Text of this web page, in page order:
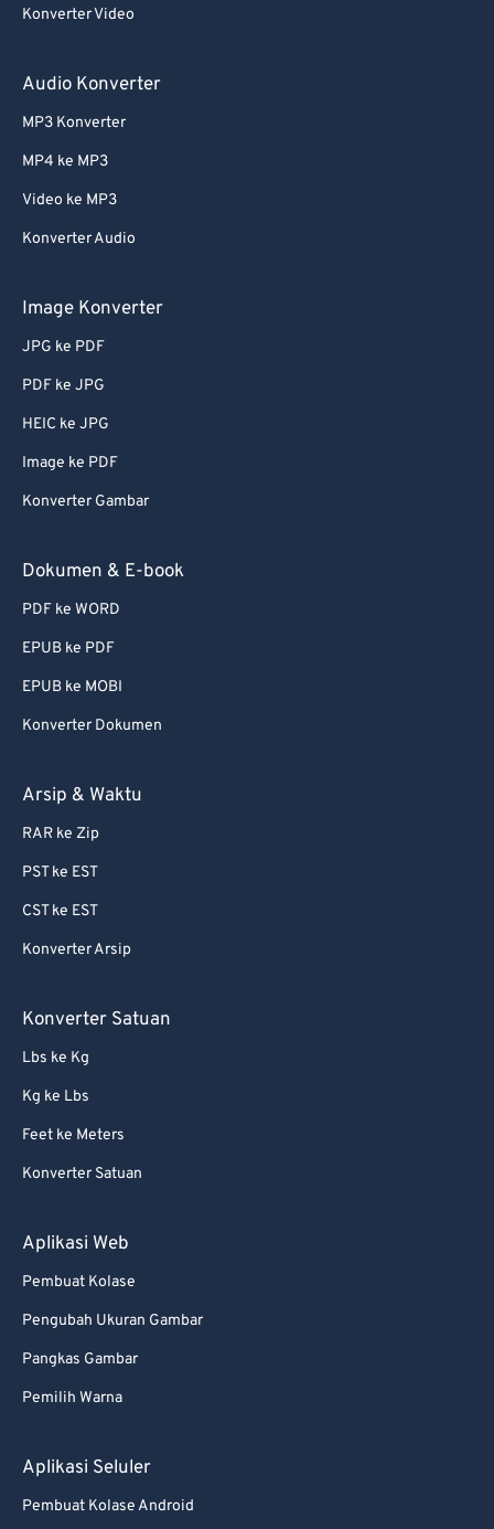
Konverter Video
Audio Konverter
MP3 Konverter
MP4 ke MP3
Video ke MP3
Konverter Audio
Image Konverter
JPG ke PDF
PDF ke JPG
HEIC ke JPG
Image ke PDF
Konverter Gambar
Dokumen & E-book
PDF ke WORD
EPUB ke PDF
EPUB ke MOBI
Konverter Dokumen
Arsip & Waktu
RAR ke Zip
PST ke EST
CST ke EST
Konverter Arsip
Konverter Satuan
Lbs ke Kg
Kg ke Lbs
Feet ke Meters
Konverter Satuan
Aplikasi Web
Pembuat Kolase
Pengubah Ukuran Gambar
Pangkas Gambar
Pemilih Warna
Aplikasi Seluler
Pembuat Kolase Android